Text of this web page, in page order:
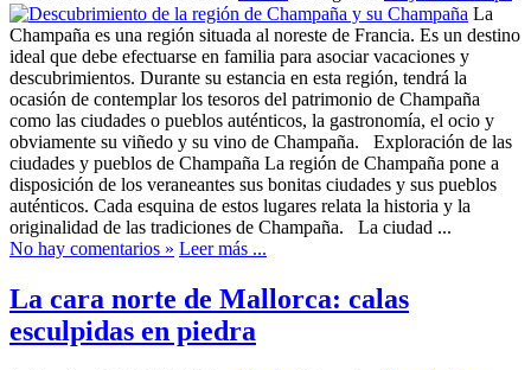
La
Champaña es una región situada al noreste de Francia. Es un destino
ideal que debe efectuarse en familia para asociar vacaciones y
descubrimientos. Durante su estancia en esta región, tendrá la
ocasión de contemplar los tesoros del patrimonio de Champaña
como las ciudades o pueblos auténticos, la gastronomía, el ocio y
obviamente su viñedo y su vino de Champaña. Exploración de las
ciudades y pueblos de Champaña La región de Champaña pone a
disposición de los veraneantes sus bonitas ciudades y sus pueblos
auténticos. Cada esquina de estos lugares relata la historia y la
originalidad de las tradiciones de Champaña. La ciudad ...
No hay comentarios » Leer más ...
La cara norte de Mallorca: calas
esculpidas en piedra